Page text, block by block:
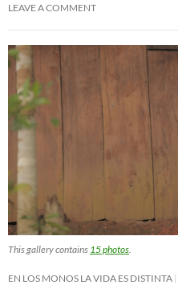
LEAVE A COMMENT
This gallery contains 15 photos
EN LOS MONOS LA VIDA ES DISTINTA